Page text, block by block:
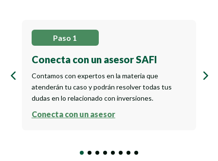
Paso 1
Conecta con un asesor SAFI
Contamos con expertos en la materia que
atenderán tu caso y podrán resolver todas tus
dudas en lo relacionado con inversiones.
Conecta con un asesor